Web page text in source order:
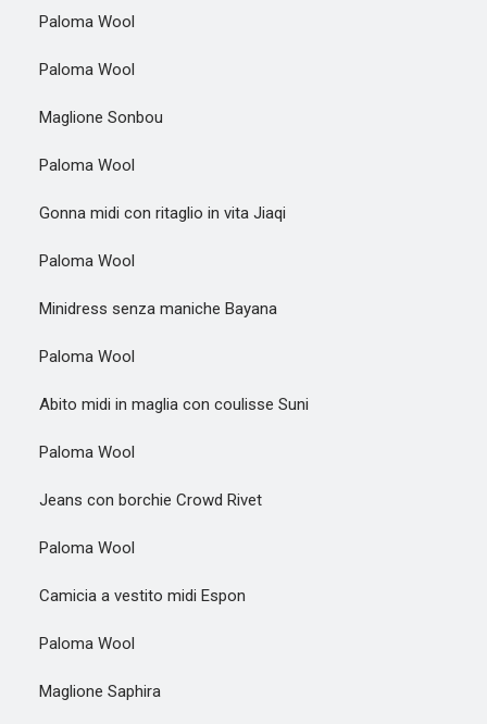
Paloma Wool
Paloma Wool
Maglione Sonbou
Paloma Wool
Gonna midi con ritaglio in vita Jiaqi
Paloma Wool
Minidress senza maniche Bayana
Paloma Wool
Abito midi in maglia con coulisse Suni
Paloma Wool
Jeans con borchie Crowd Rivet
Paloma Wool
Camicia a vestito midi Espon
Paloma Wool
Maglione Saphira